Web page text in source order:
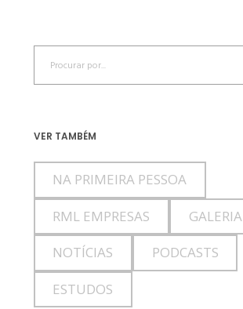
VER TAMBÉM
NA PRIMEIRA PESSOA
RML EMPRESAS GALERIA
NOTÍCIAS PODCASTS
ESTUDOS